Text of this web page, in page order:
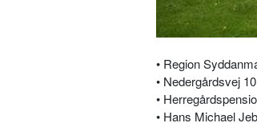
• Region
• Nedergårdsvej
•
• Hans Michael